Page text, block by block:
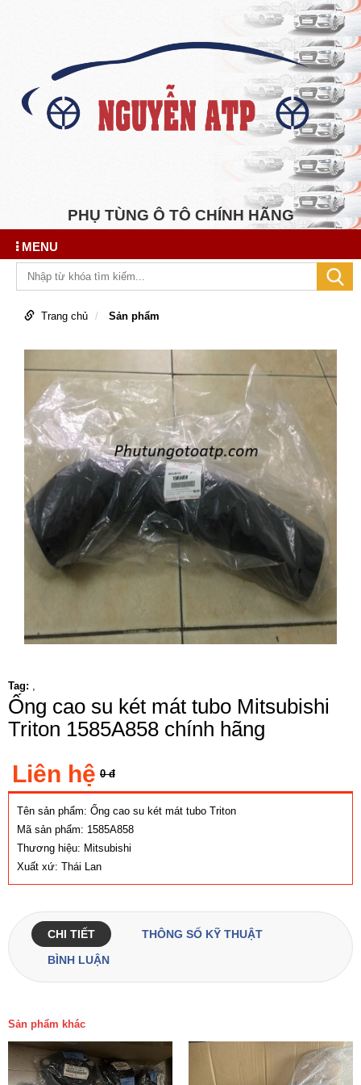
PHỤ TÙNG Ô TÔ CHÍNH HÃNG
MENU
Trang chủ Sản phẩm
Tag: ,
Ống cao su két mát tubo Mitsubishi
Triton 1585A858 chính hãng
Liên hệ 0 đ
Tên sản phẩm: Ống cao su két mát tubo Triton
Mã sản phẩm: 1585A858
Thương hiệu: Mitsubishi
Xuất xứ: Thái Lan
CHI TIẾT
THÔNG SỐ KỸ THUẬT
BÌNH LUẬN
Sản phẩm khác